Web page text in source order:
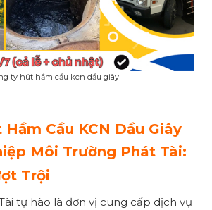
ty hút hầm cầu kcn dầu giây
Cầu KCN Dầu Giây
Môi Trường Phát Tài:
Trội
tự hào là đơn vị cung cấp dịch vụ